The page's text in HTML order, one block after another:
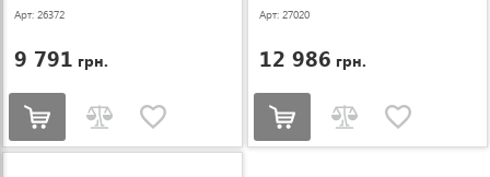
Арт: 26372
9 791 грн.
Арт: 27020
12 986 грн.